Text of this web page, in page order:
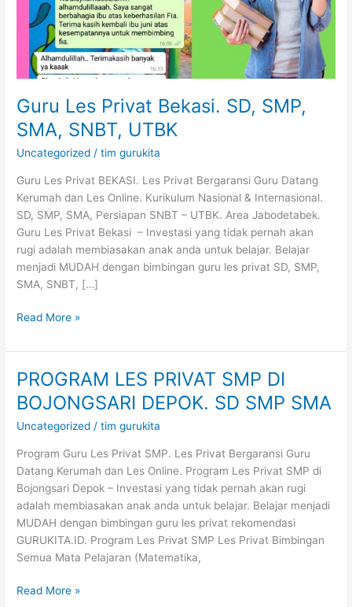
Guru Les Privat Bekasi. SD, SMP,
SMA, SNBT, UTBK
Uncategorized /tim gurukita
Guru Les Privat BEKASI. Les Privat Bergaransi Guru Datang
Kerumah dan Les Online. Kurikulum Nasional & Internasional.
SD, SMP, SMA, Persiapan SNBT – UTBK. Area Jabodetabek.
Guru Les Privat Bekasi – Investasi yang tidak pernah akan
rugi adalah membiasakan anak anda untuk belajar. Belajar
menjadi MUDAH dengan bimbingan guru les privat SD, SMP,
SMA, SNBT, […]
Read More »
PROGRAM LES PRIVAT SMP DI
BOJONGSARI DEPOK. SD SMP SMA
Uncategorized /tim gurukita
Program Guru Les Privat SMP. Les Privat Bergaransi Guru
Datang Kerumah dan Les Online. Program Les Privat SMP di
Bojongsari Depok – Investasi yang tidak pernah akan rugi
adalah membiasakan anak anda untuk belajar. Belajar menjadi
MUDAH dengan bimbingan guru les privat rekomendasi
GURUKITA.ID. Program Les Privat SMP Les Privat Bimbingan
Semua Mata Pelajaran (Matematika,
PROGRAM
LES
PRIVAT
SMP
BOJONGSARI
DEPOK.
SD
Read More »